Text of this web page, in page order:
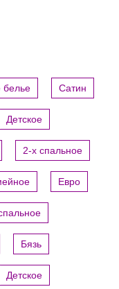
белье Сатин
Детское
2-х спальное
Евро
Бязь
Детское